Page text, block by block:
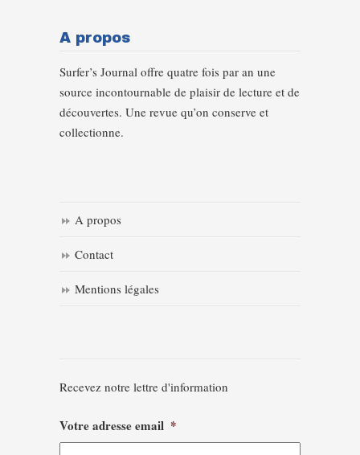
A propos
Surfer’s Journal offre quatre fois par an une
source incontournable de plaisir de lecture et de
découvertes. Une revue qu’on conserve et
collectionne.
A propos
Contact
Mentions légales
Recevez notre lettre d'information
Votre adresse email *